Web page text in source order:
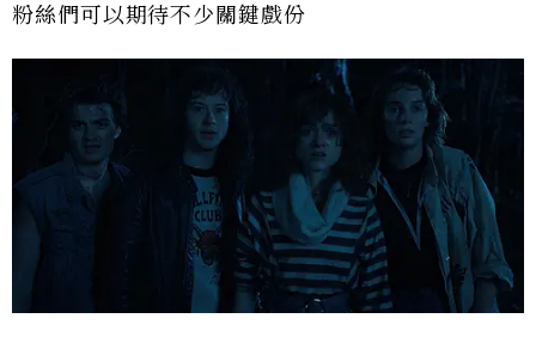
粉絲們可以期待不少關鍵戲份